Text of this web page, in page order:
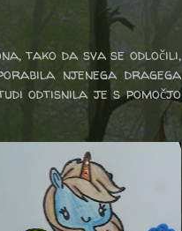
tako da sva se odločili,
njenega dragega
odtisnila je s pomočjo